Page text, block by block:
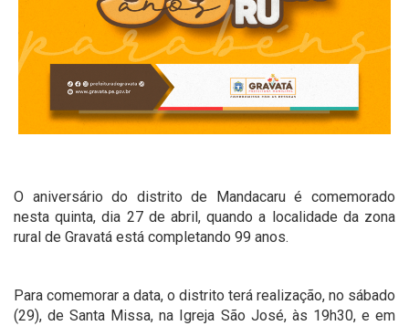
O aniversário do distrito de Mandacaru é comemorado
nesta quinta, dia 27 de abril, quando a localidade da zona
rural de Gravatá está completando 99 anos.
Para comemorar a data, o distrito terá realização, no sábado
(29), de Santa Missa, na Igreja São José, às 19h30, e em